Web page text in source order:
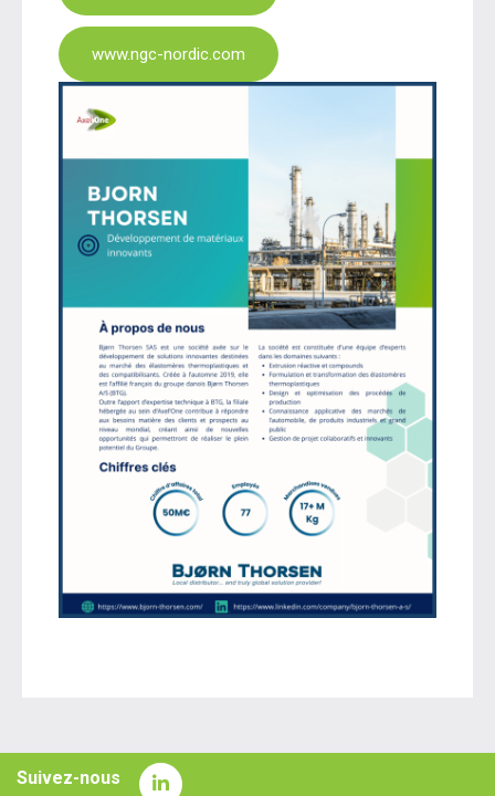
www.ngc-nordic.com
Suivez-nous